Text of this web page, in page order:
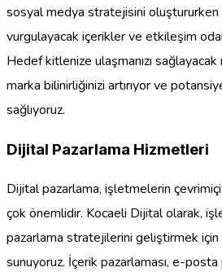
sosyal medya stratejisini oluştururken
vurgulayacak içerikler ve etkileşim
Hedef kitlenize ulaşmanızı
marka bilinirliğinizi artırıyor ve
sağlıyoruz.
Dijital Pazarlama Hizmetleri
Dijital pazarlama, işletmelerin çevrimiçi
çok önemlidir. Kocaeli Dijital olarak,
pazarlama stratejilerini geliştirmek için
sunuyoruz. İçerik pazarlaması, e-